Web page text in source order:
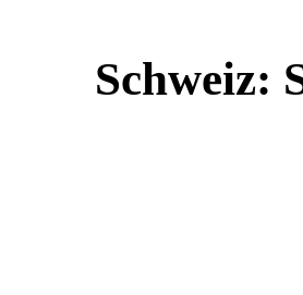
Schweiz: